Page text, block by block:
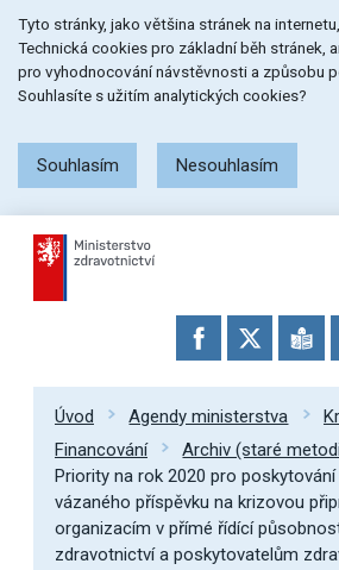
na
menu
na
obsah
na
patičku
stránky
Tyto stránky, jako většina stránek na
Technická cookies pro základní běh stránek,
pro vyhodnocování návstěvnosti a způsobu
Souhlasíte s užitím analytických cookies?
Souhlasím Nesouhlasím
Úvod Agendy ministerstva
Financování
Archiv (staré
Priority na rok 2020 pro
vázaného příspěvku na krizovou
organizacím v přímé řídící
zdravotnictví a poskytovatelům